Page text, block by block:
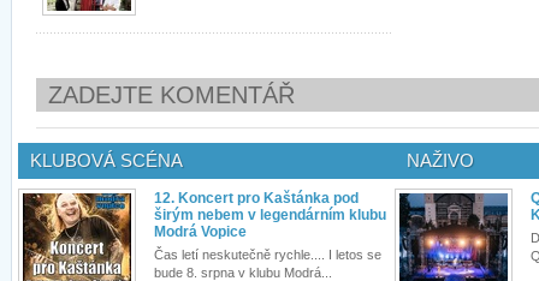
ZADEJTE KOMENTÁŘ
KLUBOVÁ SCÉNA
12. Koncert pro Kaštánka pod
širým nebem v legendárním klubu
Modrá Vopice
Čas letí neskutečně rychle.... I letos se
bude 8. srpna v klubu Modrá...
NAŽIVO